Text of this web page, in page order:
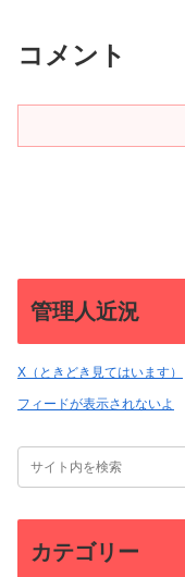
コメント
管理人近況
X（ときどき見てはいます）
フィードが表示されないよ
カテゴリー